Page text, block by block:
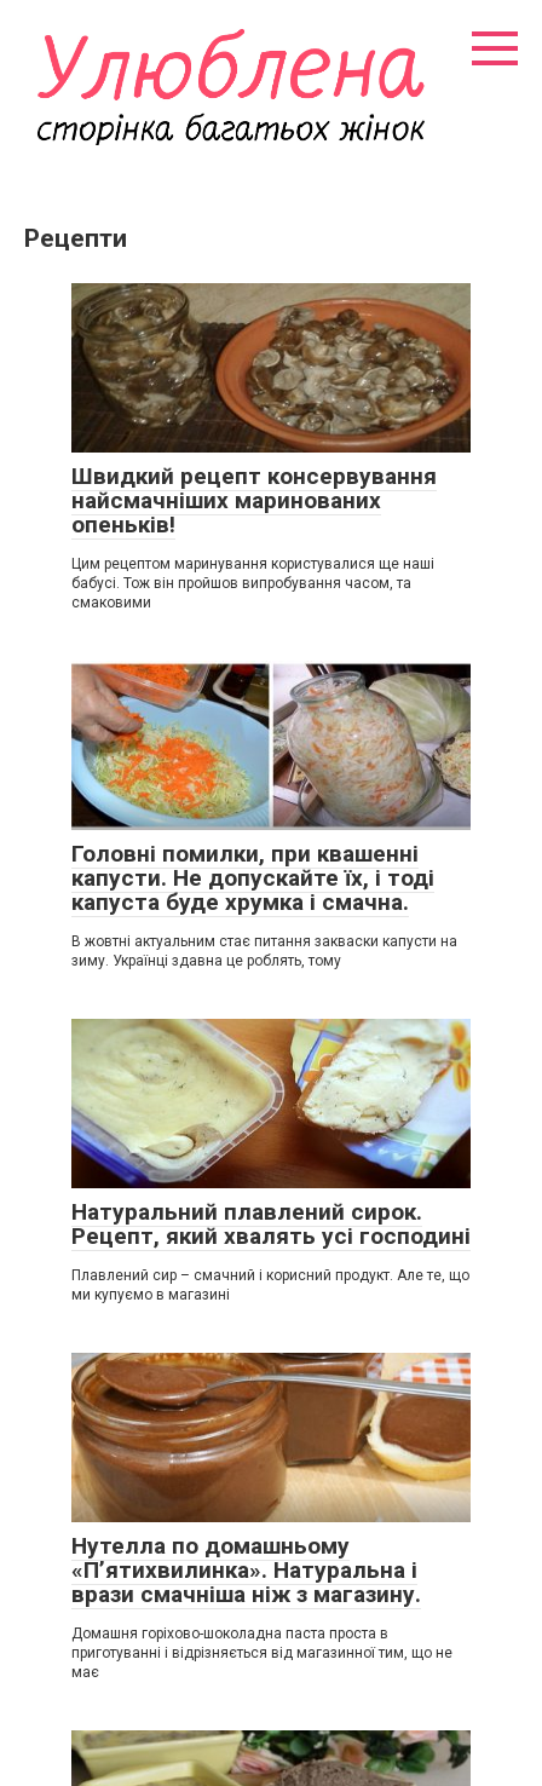
контенту
Рецепти
Швидкий рецепт консервування
найсмачніших маринованих
опеньків!
Цим рецептом маринування користувалися ще наші
бабусі. Тож він пройшов випробування часом, та
смаковими
Головні помилки, при квашенні
капусти. Не допускайте їх, і тоді
капуста буде хрумка і смачна.
В жовтні актуальним стає питання закваски капусти на
зиму. Українці здавна це роблять, тому
Натуральний плавлений сирок.
Рецепт, який хвалять усі господині
Плавлений сир – смачний і корисний продукт. Але те, що
ми купуємо в магазині
Нутелла по домашньому
«П’ятихвилинка». Натуральна і
врази смачніша ніж з магазину.
Домашня горіхово-шоколадна паста проста в
приготуванні і відрізняється від магазинної тим, що не
має